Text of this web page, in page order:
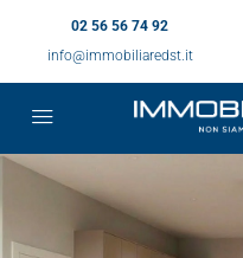
02 56 56 74 92
info@immobiliaredst.it